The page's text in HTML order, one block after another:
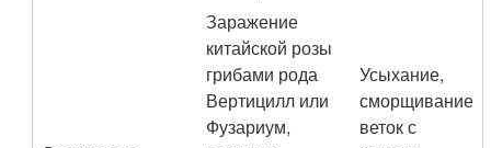
Заражение
китайской розы
грибами рода
Вертицилл или
Фузариум,
Усыхание,
сморщивание
веток с